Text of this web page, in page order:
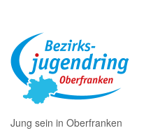
Jung sein in Oberfranken